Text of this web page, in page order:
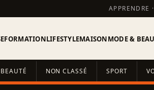
APPRENDRE
FORMATIONLIFESTYLEMAISONMODE &
NON CLASSÉ SPORT